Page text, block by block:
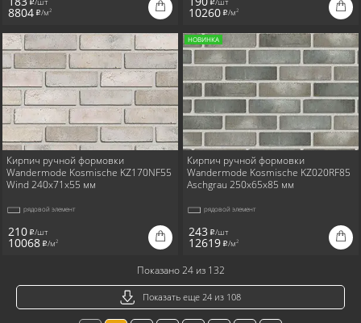
i
8804 i/м2
i
10260 i/м2
Кирпич ручной формовки
Wandermode Kosmische KZ170NF55
Wind 240x71x55 мм
рядовой элемент
210 i/шт
10068 i/м2
НОВИНКА
Кирпич ручной формовки
Wandermode Kosmische KZ020RF85
Aschgrau 250x65x85 мм
рядовой элемент
243 i/шт
12619 i/м2
Показано 24 из 132
Показать еще 24 из 108